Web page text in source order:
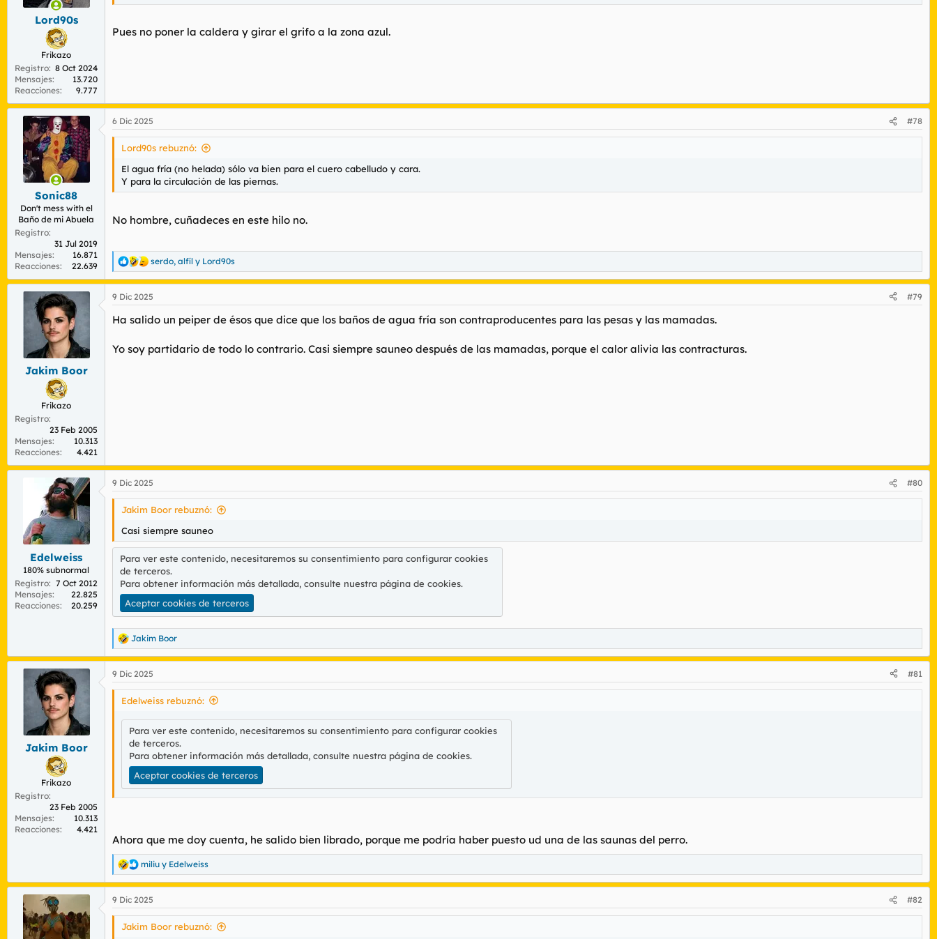
Lord90s
Frikazo
Registro 8 Oct 2024
Mensajes
13.720
Reacciones
9.777
Pues no poner la caldera y girar el grifo a la zona azul.
Sonic88
Don't mess with el
Baño de mi Abuela
Registro
31 Jul 2019
Mensajes
16.871
Reacciones
22.639
6 Dic 2025 #78
Lord90s rebuznó:
El agua fría (no helada) sólo va bien para el cuero cabelludo y cara.
Y para la circulación de las piernas.
No hombre, cuñadeces en este hilo no.
R
e
a
c
i
n
e
serdo, alfíl y Lord90s
Jakim Boor
Frikazo
Registro
23 Feb 2005
Mensajes
10.313
Reacciones
4.421
9 Dic 2025 #79
Ha salido un peiper de ésos que dice que los baños de agua fría son contraproducentes para las pesas y las mamadas.
Yo soy partidario de todo lo contrario. Casi siempre sauneo después de las mamadas, porque el calor alivia las contracturas.
Edelweiss
180% subnormal
Registro
7 Oct 2012
Mensajes
22.825
Reacciones
20.259
9 Dic 2025 #80
Jakim Boor rebuznó:
Casi siempre sauneo
Para ver este contenido, necesitaremos su consentimiento para configurar cookies
de terceros.
Para obtener información más detallada, consulte nuestra página de cookies.
Aceptar cookies de terceros
R
e
a
c
c
n
Jakim Boor
Jakim Boor
Frikazo
Registro
23 Feb 2005
Mensajes
10.313
Reacciones
4.421
9 Dic 2025 #81
Edelweiss rebuznó:
Para ver este contenido, necesitaremos su consentimiento para configurar cookies
de terceros.
Para obtener información más detallada, consulte nuestra página de cookies.
Aceptar cookies de terceros
Ahora que me doy cuenta, he salido bien librado, porque me podría haber puesto ud una de las saunas del perro.
R
e
a
c
c
miliu y Edelweiss
9 Dic 2025 #82
Jakim Boor rebuznó: